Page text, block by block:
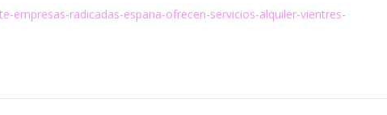
empresas-radicadas-espana-ofrecen-servicios-alquiler-vientres-